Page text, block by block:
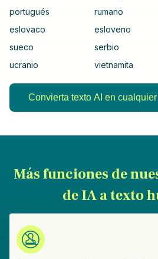
portugués
rumano
eslovaco
esloveno
sueco
serbio
ucranio
vietnamita
Convierta texto AI en
Más funciones de
de IA a texto